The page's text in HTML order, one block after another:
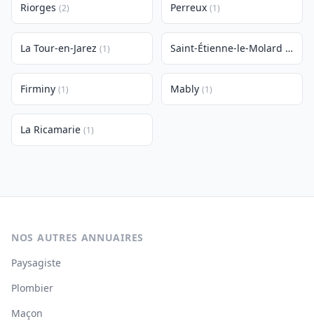
Riorges (2) Perreux (1)
La Tour-en-Jarez (1) Saint-Étienne-le-Molard (1)
Firminy (1) Mably (1)
La Ricamarie (1)
NOS AUTRES ANNUAIRES
Paysagiste
Plombier
Maçon